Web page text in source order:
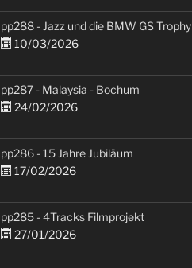
pp288 - Jazz und die BMW GS Trophy
10/03/2026
pp287 - Malaysia - Bochum
24/02/2026
pp286 - 15 Jahre Jubiläum
17/02/2026
pp285 - 4Tracks Filmprojekt
27/01/2026